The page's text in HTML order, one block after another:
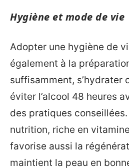
Hygiène et mode de vie
Adopter une hygiène de
également à la
suffisamment, s’hydrater
éviter l’alcool 48 heures
des pratiques
nutrition, riche en
favorise aussi la
maintient la peau en